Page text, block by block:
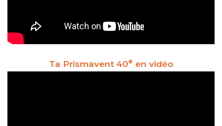
Ta Prismavent 40® en vidéo